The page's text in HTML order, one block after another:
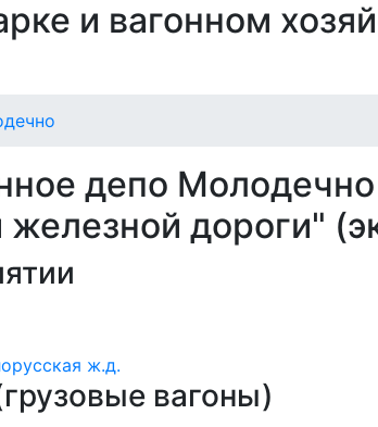
и вагонном
депо
дороги"
ж.д.
вагоны)